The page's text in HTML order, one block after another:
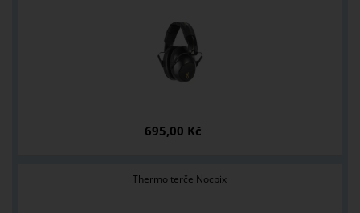
695,00 Kč
Thermo terče Nocpix